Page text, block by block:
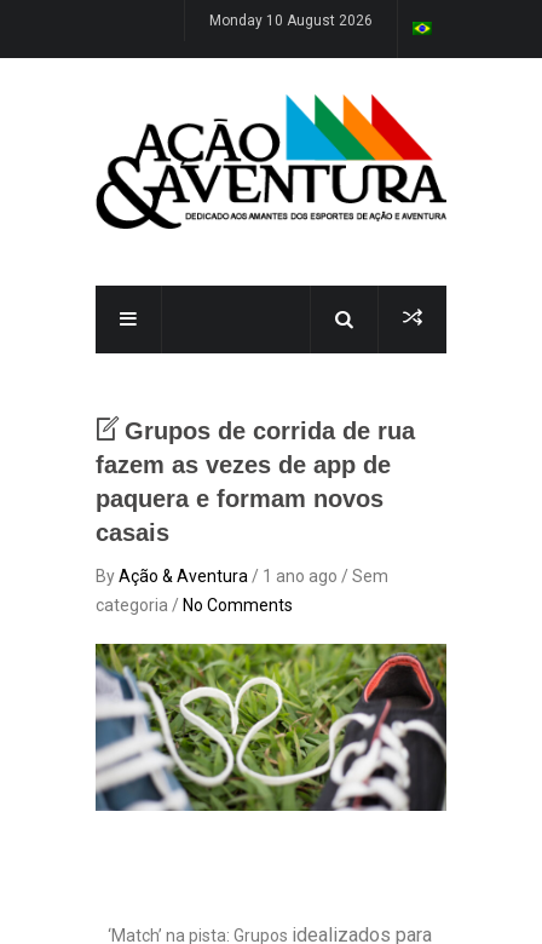
Monday 10 August 2026
Grupos de corrida de rua
fazem as vezes de app de
paquera e formam novos
casais
ByAção & Aventura / 1 ano ago / Sem
categoria / No Comments
‘Match’ na pista: Grupos idealizados para